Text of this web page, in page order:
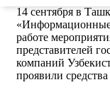
14 сентября в
работе
представителей
компаний
проявили